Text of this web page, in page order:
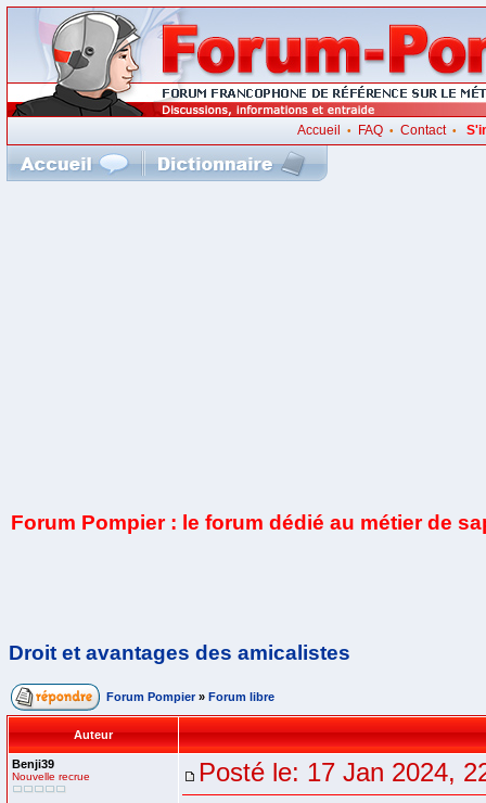
Accueil • FAQ• Contact•
Forum Pompier : le forum dédié au métier de
Droit et avantages des amicalistes
Forum Pompier » Forum libre
Auteur
Benji39
Nouvelle recrue Posté le: 17 Jan 2024,